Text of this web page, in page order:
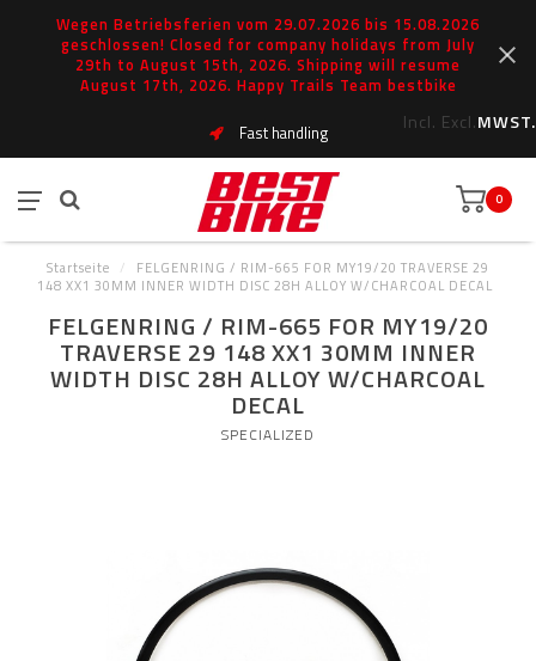
Wegen Betriebsferien vom 29.07.2026 bis 15.08.2026
geschlossen! Closed for company holidays from July
29th to August 15th, 2026. Shipping will resume
August 17th, 2026. Happy Trails Team bestbike
Incl. Excl.MWST.
Fast handling
0
Startseite /
FELGENRING / RIM-665 FOR MY19/20 TRAVERSE 29
148 XX1 30MM INNER WIDTH DISC 28H ALLOY W/CHARCOAL DECAL
FELGENRING / RIM-665 FOR MY19/20
TRAVERSE 29 148 XX1 30MM INNER
WIDTH DISC 28H ALLOY W/CHARCOAL
DECAL
SPECIALIZED